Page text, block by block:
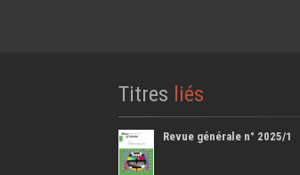
Titres liés
Revue générale n° 2025/1